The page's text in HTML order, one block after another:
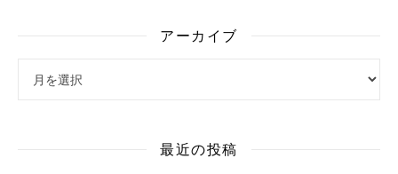
アーカイブ
最近の投稿